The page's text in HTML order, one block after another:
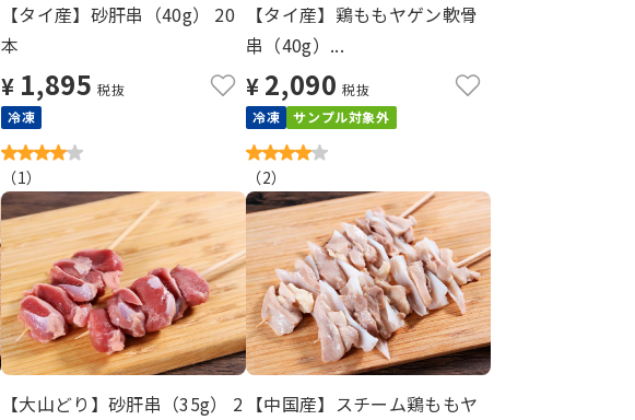
【タイ産】砂肝串（40g） 20
本
¥ 1,895 税抜
冷凍
（1）
【タイ産】鶏ももヤゲン軟骨
串（40g）...
¥ 2,090 税抜
冷凍
サンプル対象外
（2）
【大山どり】砂肝串（35g） 2 【中国産】スチーム鶏ももヤ